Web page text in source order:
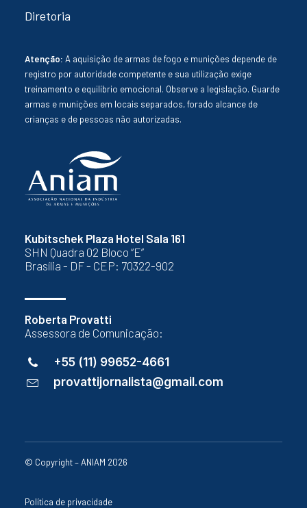
Kubitschek Plaza Hotel Sala 161
SHN Quadra 02 Bloco “E”
Brasília - DF - CEP: 70322-902
Roberta Provatti
Assessora de Comunicação:
+55 (11) 99652-4661
provattijornalista@gmail.com
Diretoria
Atenção: A aquisição de armas de fogo e munições depende de
registro por autoridade competente e sua utilização exige
treinamento e equilíbrio emocional. Observe a legislação. Guarde
armas e munições em locais separados, forado alcance de
crianças e de pessoas não autorizadas.
© Copyright – ANIAM 2026
Política de privacidade